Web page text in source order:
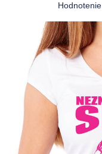
Hodnotenie